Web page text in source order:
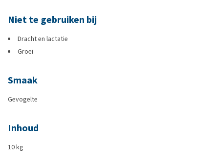
Niet te gebruiken bij
Dracht en lactatie
Groei
Smaak
Gevogelte
Inhoud
10 kg